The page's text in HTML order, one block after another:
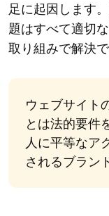
足に起因します
題はすべて適切
取り組みで解決
ウェブサイト
とは法的要件
人に平等なア
されるブラン